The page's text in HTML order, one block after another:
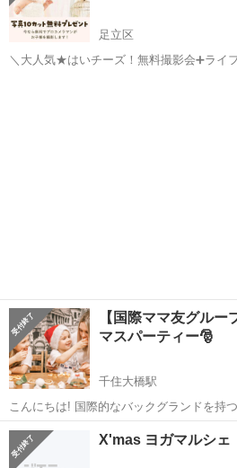
足立区
＼大人気★はいチーズ！無料撮影会➕ライフプラ
【国際ママ友グルー
マスパーティー🎅
千住大橋駅
こんにちは! 国際的なバックグランドを持つママ達を集めたコミュニテ
ィグループを運営しています。 今月クリ
す。 下記のようなママさん、是非パーティにご
結婚をしてい...
東京 千住大橋駅
X'mas ヨガマルシェ